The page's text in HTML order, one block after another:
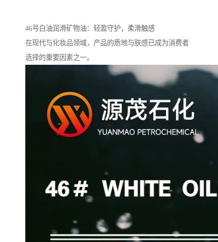
46号白油润滑矿物油：轻盈守护，柔滑触感
在现代与化妆品领域，产品的质地与肤感已成为消费者
选择的重要因素之一。